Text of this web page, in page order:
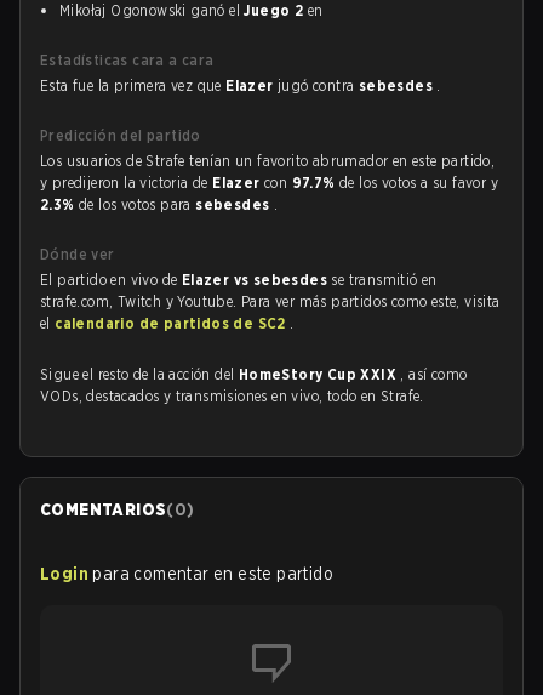
Mikołaj Ogonowski ganó elJuego 2 en
Estadísticas cara a cara
Esta fue la primera vez que Elazer jugó contra sebesdes .
Predicción del partido
Los usuarios de Strafe tenían un favorito abrumador en este partido,
y predijeron la victoria de Elazercon 97.7%de los votos a su favor y
2.3% de los votos para sebesdes .
Dónde ver
El partido en vivo de Elazer vs sebesdes se transmitió en
strafe.com, Twitch y Youtube. Para ver más partidos como este, visita
el calendario de partidos de SC2 .
Sigue el resto de la acción del HomeStory Cup XXIX , así como
VODs, destacados y transmisiones en vivo, todo en Strafe.
COMENTARIOS(0)
Login para comentar en este partido